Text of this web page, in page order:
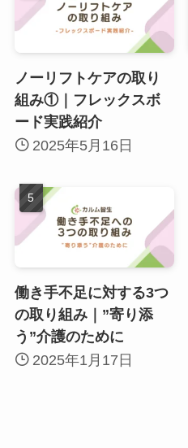
ノーリフトケアの取り
組み①｜フレックスボ
ード実践紹介
2025年5月16日
働き手不足に対する3つ
の取り組み｜”寄り添
う”介護のために
2025年1月17日